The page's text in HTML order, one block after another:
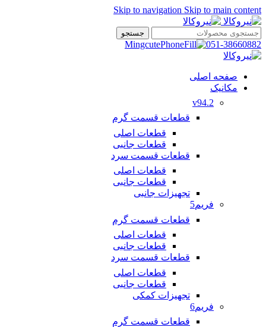
Skip to navigation Skip to main content
جستجو
051-38660882
صفحه اصلی
مکانیک
v94.2
قطعات قسمت گرم
قطعات اصلی
قطعات جانبی
قطعات قسمت سرد
قطعات اصلی
قطعات جانبی
تجهیزات جانبی
فریم5
قطعات قسمت گرم
قطعات اصلی
قطعات جانبی
قطعات قسمت سرد
قطعات اصلی
قطعات جانبی
تجهیزات کمکی
فریم6
قطعات قسمت گرم